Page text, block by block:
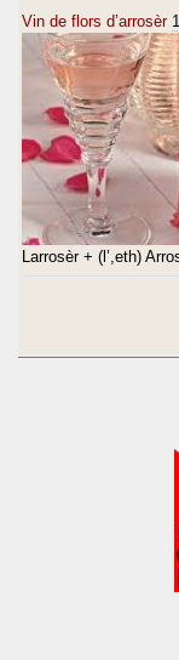
Vin de flors d’arrosèr
Larrosèr + (l’,eth)